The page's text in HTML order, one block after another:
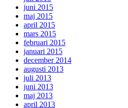
juni 2015
maj 2015
april 2015
mars 2015
februari 2015
januari 2015
december 2014
augusti 2013
juli 2013
juni 2013
maj 2013
april 2013